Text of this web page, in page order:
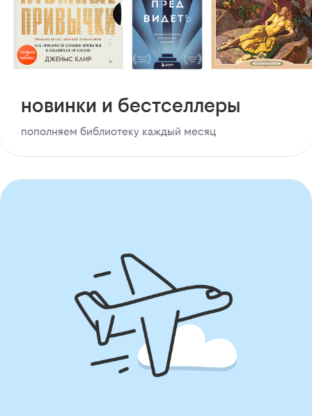
новинки и бестселлеры
пополняем библиотеку каждый месяц